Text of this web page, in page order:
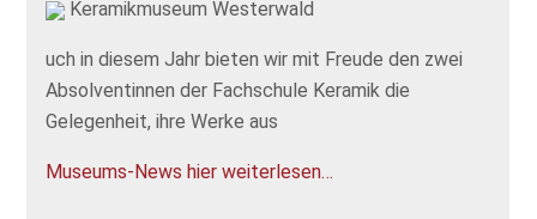
Keramikmuseum Westerwald
uch in diesem Jahr bieten wir mit Freude den zwei
Absolventinnen der Fachschule Keramik die
Gelegenheit, ihre Werke aus
Museums-News hier weiterlesen…